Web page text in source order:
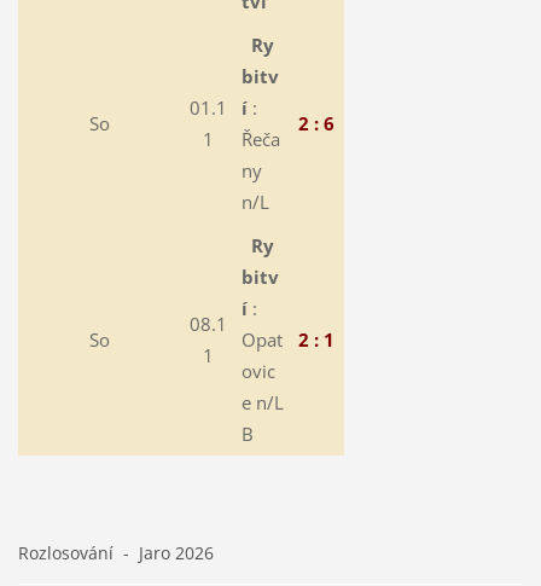
So
01.1
1
Ry
bitv
í:
Řeča
ny
n/L
2 : 6
So
08.1
1
Ry
bitv
í:
Opat
ovic
e n/L
B
2 : 1
Rozlosování - Jaro 2026